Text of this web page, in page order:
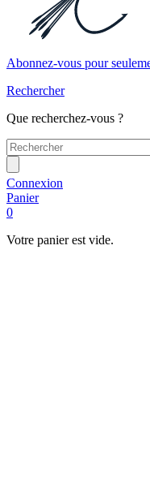
Abonnez-vous pour
Rechercher
Que recherchez-vous ?
Connexion
Panier
0
Votre panier est vide.